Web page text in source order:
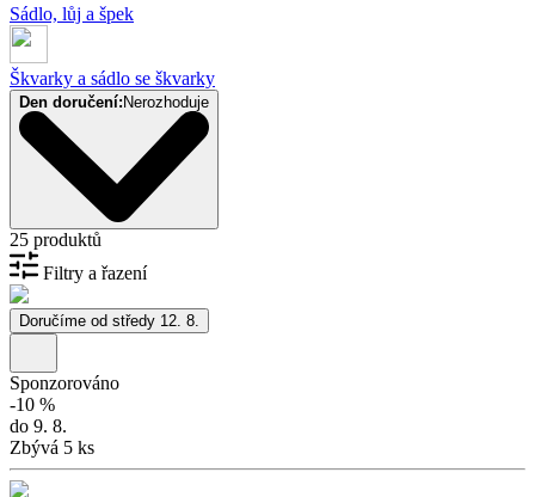
Sádlo, lůj a špek
Škvarky a sádlo se škvarky
Den doručení: Nerozhoduje
25 produktů
Filtry a řazení
Doručíme od středy 12. 8.
Sponzorováno
-10 %
do 9. 8.
Zbývá 5 ks